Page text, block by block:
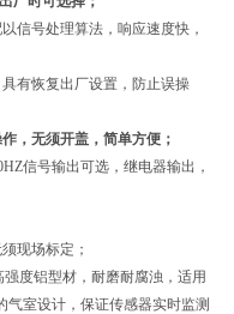
信号处理算法，响应速度快，
有恢复出厂设置，防止误操
，无须开盖，简单方便；
信号输出可选，继电器输出，
现场标定；
度铝型材，耐磨耐腐浊，适用
气室设计，保证传感器实时监测